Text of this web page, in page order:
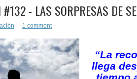
#132 - LAS SORPRESAS DE
1 comment
“La
llega